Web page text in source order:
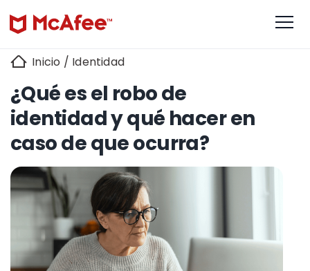
Inicio / Identidad
¿Qué es el robo de
identidad y qué hacer en
caso de que ocurra?